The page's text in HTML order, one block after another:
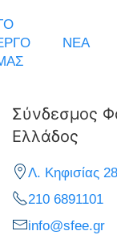
ΝΕΑ
Σύνδεσμος
Ελλάδος
Λ. Κηφισίας
210 6891101
info@sfee.gr